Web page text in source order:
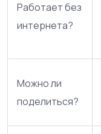
Работает без
интернета?
Можно ли
поделиться?